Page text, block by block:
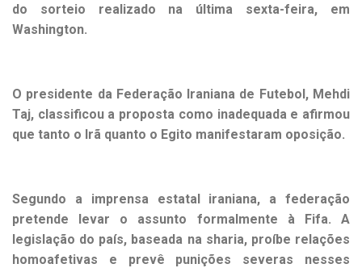
do sorteio realizado na última sexta-feira, em
Washington.
O presidente da Federação Iraniana de Futebol, Mehdi
Taj, classificou a proposta como inadequada e afirmou
que tanto o Irã quanto o Egito manifestaram oposição.
Segundo a imprensa estatal iraniana, a federação
pretende levar o assunto formalmente à Fifa. A
legislação do país, baseada na sharia, proíbe relações
homoafetivas e prevê punições severas nesses